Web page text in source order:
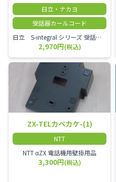
日立・ナカヨ
受話器カールコード
日立 S-integral シリーズ 受話器＋カールコード セット（白）／本商品は中古品となります。 写真では分かりにくいキズ・汚れなどの使用感があります。 経年変化で日焼けの色味が強くなる場合がございます。 予めご理解・ご了承頂きますようお願いいたします。
2,970円(税込)
ZX-TELカベカケ-(1)
NTT
NTT αZX 電話機用壁掛用品
3,300円(税込)